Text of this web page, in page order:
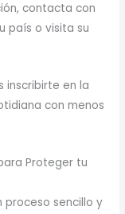
contacta con
país o visita su
inscribirte en la
con menos
Proteger tu
proceso sencillo y